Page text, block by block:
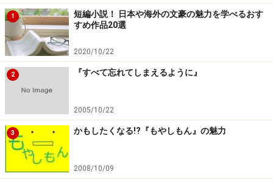
1
短編小説！ 日本や海外の文豪の魅力を学べるおす
すめ作品20選
2020/10/22
2 『すべて忘れてしまえるように』
2005/10/22
3 かもしたくなる!?『もやしもん』の魅力
2008/10/09